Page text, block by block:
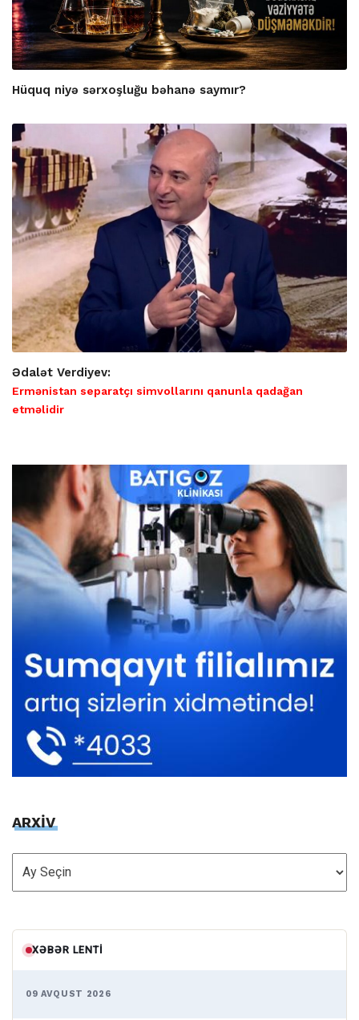
Hüquq niyə sərxoşluğu bəhanə saymır?
Ədalət Verdiyev:
Ermənistan separatçı simvollarını qanunla qadağan
etməlidir
ARXİV
ARXİV
XƏBƏR LENTI
09 AVQUST 2026